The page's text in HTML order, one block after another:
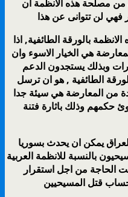
من مصلحة هذه الانظمة ان
فهي لن تتوانى عن هذا
بالورقة الطائفية, اذا
هي الخيار الاسوء وان
وبذلك يستجدون الدعم
الطائفية , هو ان ترسل
من المعارضة هي سيئة جدا
حكمهم وذلك باثارة فتنة
يمكن ان يحدث بسوريا
بالنسبة للانظمة العربية
الحاجة من اجل استقرار